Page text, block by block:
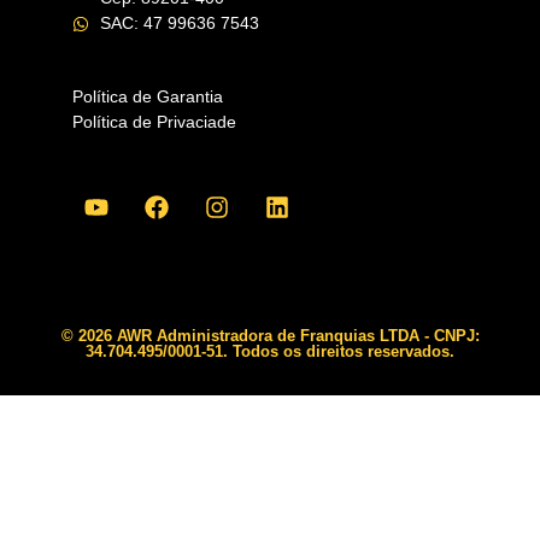
SAC: 47 99636 7543
Política de Garantia
Política de Privaciade
© 2026 AWR Administradora de Franquias LTDA - CNPJ:
34.704.495/0001-51. Todos os direitos reservados.